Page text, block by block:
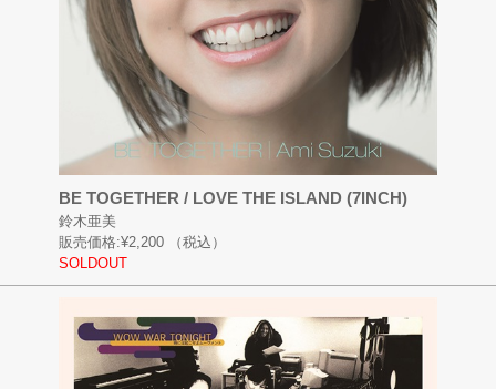
BE TOGETHER / LOVE THE ISLAND (7INCH)
鈴木亜美
販売価格:¥2,200
（税込）
SOLDOUT